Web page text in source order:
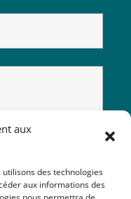
aux
des technologies
aux informations des